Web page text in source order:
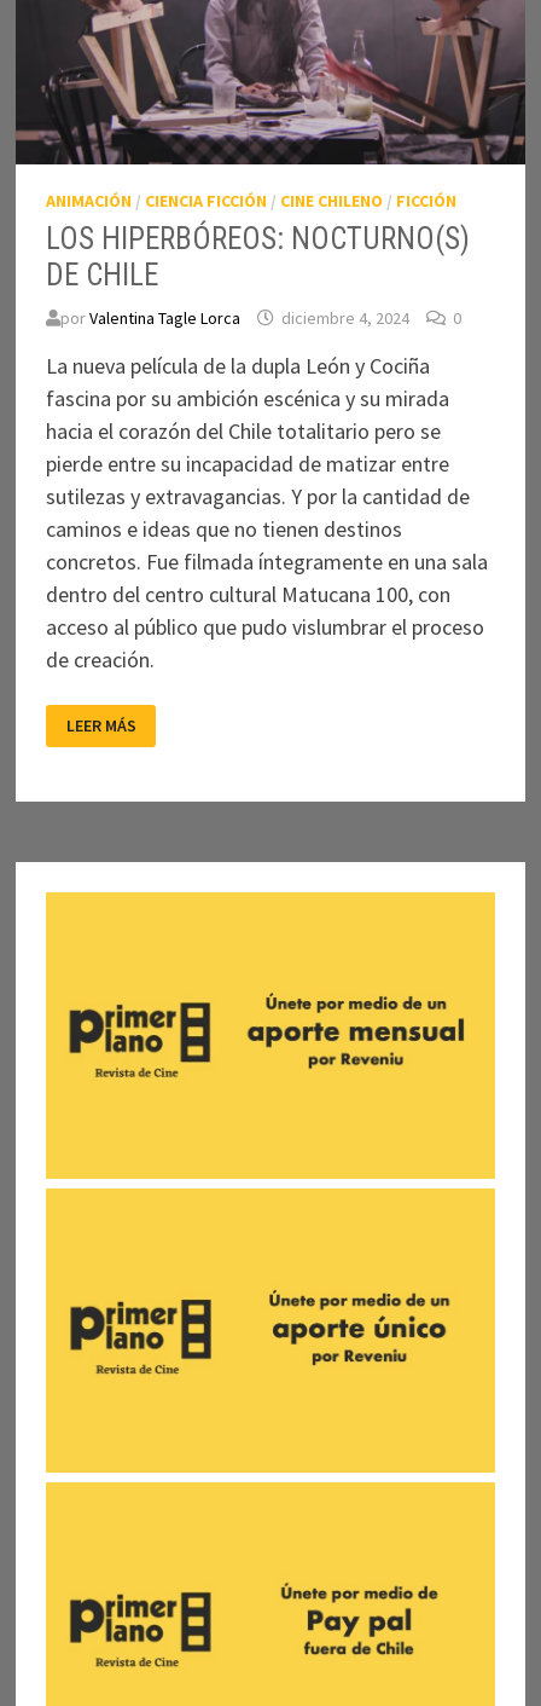
ANIMACIÓN / CIENCIA FICCIÓN / CINE CHILENO / FICCIÓN
LOS HIPERBÓREOS: NOCTURNO(S)
DE CHILE
porValentina Tagle Lorca diciembre 4, 2024 0
La nueva película de la dupla León y Cociña
fascina por su ambición escénica y su mirada
hacia el corazón del Chile totalitario pero se
pierde entre su incapacidad de matizar entre
sutilezas y extravagancias. Y por la cantidad de
caminos e ideas que no tienen destinos
concretos. Fue filmada íntegramente en una sala
dentro del centro cultural Matucana 100, con
acceso al público que pudo vislumbrar el proceso
de creación.
HIPERBÓREOS:
NOCTURNO(S)
LEER MÁS